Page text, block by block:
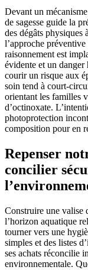
Devant un
de sagesse guide la
des dégâts physiques
l’approche
raisonnement est
évidente et un
courir un risque aux
soin tend à court-
orientant les familles
d’octinoxate.
photoprotection
composition pour en
Repenser
concilier
Construire une valise
l’horizon aquatique
tourner vers une
simples et des listes
ses achats réconcilie
environnementale.